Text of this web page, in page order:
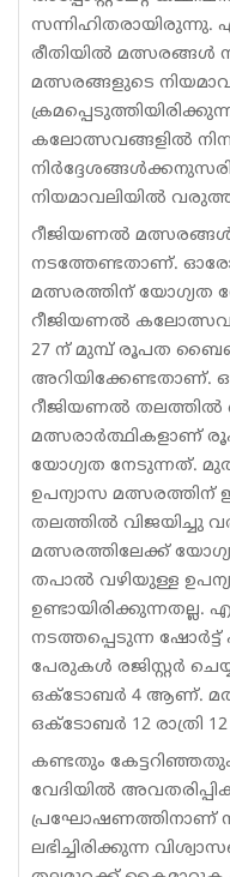
സന്നിഹിതരായിരുന്നു.
രീതിയിൽ മത്സരങ്ങൾ
മത്സരങ്ങളുടെ
കലോത്സവങ്ങളിൽ
നിയമാവലിയിൽ
റീജിയണൽ
നടത്തേണ്ടതാണ്. ഓരോ
മത്സരത്തിന് യോഗ്യത
റീജിയണൽ
27 ന് മുമ്പ് രൂപത
അറിയിക്കേണ്ടതാണ്.
റീജിയണൽ തലത്തിൽ
മത്സരാർത്ഥികളാണ്
യോഗ്യത നേടുന്നത്.
ഉപന്യാസ
തലത്തിൽ വിജയിച്ചു
മത്സരത്തിലേക്ക്
തപാൽ വഴിയുള്ള
ഉണ്ടായിരിക്കുന്നതല്ല.
നടത്തപ്പെടുന്ന
പേരുകൾ രജിസ്റ്റർ
ഒക്ടോബർ 4 ആണ്.
ഒക്ടോബർ 12 രാത്രി
കണ്ടതും
വേദിയിൽ
പ്രഘോഷണത്തിനാണ്
ലഭിച്ചിരിക്കുന്ന